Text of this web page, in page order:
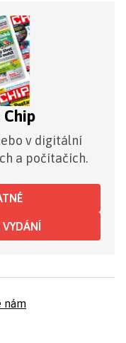
Chip
v digitální
a počítačích.
nám